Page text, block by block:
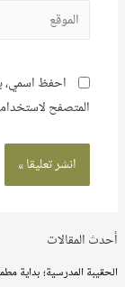
أحدث المقالات
الحقيبة المدرسية؛ بداية
الموقع
احفظ اسمي،
المتصفح